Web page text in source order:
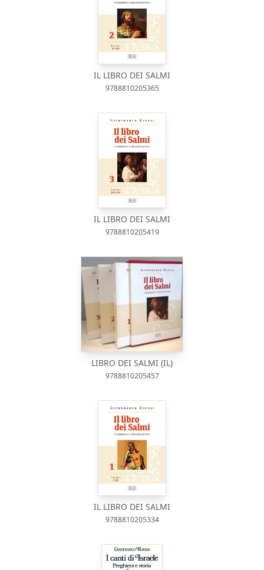
IL LIBRO DEI SALMI
9788810205365
IL LIBRO DEI SALMI
9788810205419
LIBRO DEI SALMI (IL)
9788810205457
IL LIBRO DEI SALMI
9788810205334